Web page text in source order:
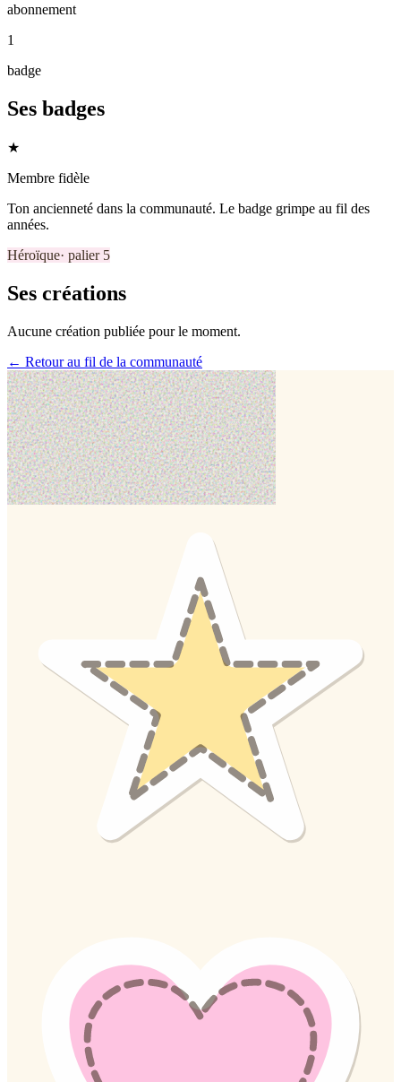
abonnement
1
badge
Ses badges
★
Membre fidèle
Ton ancienneté dans la communauté. Le badge grimpe au fil des
années.
Héroïque· palier 5
Ses créations
Aucune création publiée pour le moment.
← Retour au fil de la communauté